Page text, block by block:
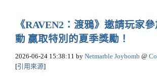
《RAVEN2：渡鴉》邀請玩家
動 贏取特別的夏季獎勵！
2026-06-24 15:38:11 by Netmarble Joybomb @
[引用來源]